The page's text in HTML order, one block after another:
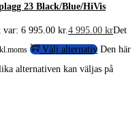
23 Black/Blue/HiVis
var: 6 995.00 kr.4 995.00 krDet
Välj alternativ Den här
alternativen kan väljas på